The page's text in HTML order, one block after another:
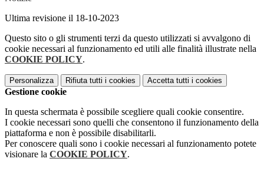
Ultima revisione il 18-10-2023
Questo sito o gli strumenti terzi da questo utilizzati si avvalgono di
cookie necessari al funzionamento ed utili alle finalità illustrate nella
COOKIE POLICY.
Personalizza Rifiuta tutti i cookies Accetta tutti i cookies
Gestione cookie
In questa schermata è possibile scegliere quali cookie consentire.
I cookie necessari sono quelli che consentono il funzionamento della
piattaforma e non è possibile disabilitarli.
Per conoscere quali sono i cookie necessari al funzionamento potete
visionare la COOKIE POLICY.